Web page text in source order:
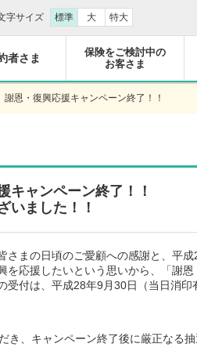
字サイズ 標準 大 特大
者さま
保険をご検討中の
お客さま
謝恩・復興応援キャンペーン終了！！
キャンペーン終了！！
いました！！
まの日頃のご愛顧への感謝と、平成
を応援したいという思いから、「謝
受付は、平成28年9月30日（当日消
、キャンペーン終了後に厳正なる抽